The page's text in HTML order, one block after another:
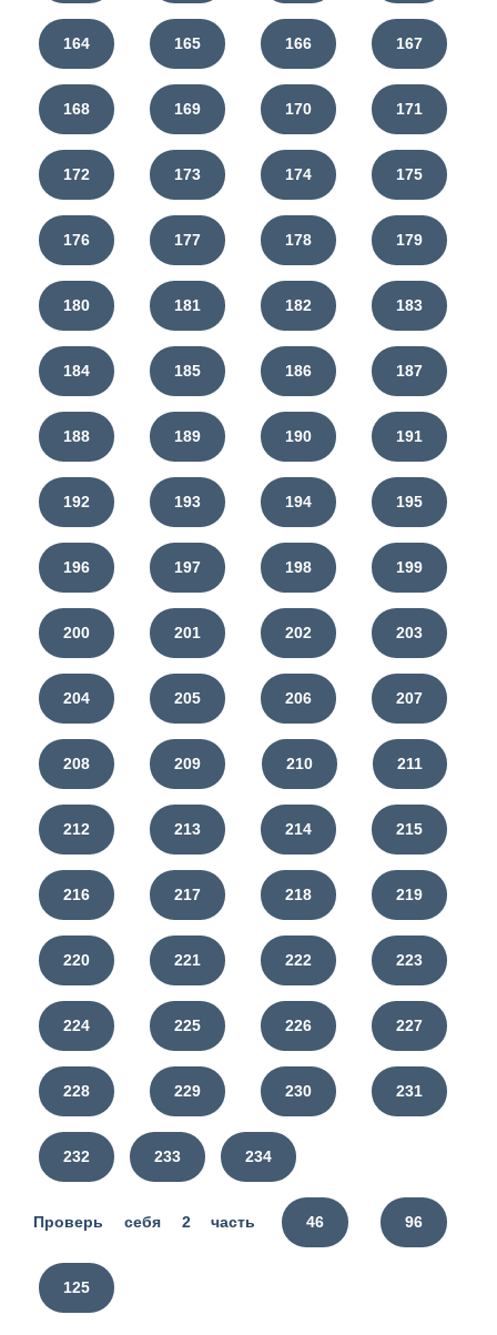
164 165 166 167
168 169 170 171
172 173 174 175
176 177 178 179
180 181 182 183
184 185 186 187
188 189 190 191
192 193 194 195
196 197 198 199
200 201 202 203
204 205 206 207
208 209 210 211
212 213 214 215
216 217 218 219
220 221 222 223
224 225 226 227
228 229 230 231
232 233 234
Проверь себя 2 часть 46 96
125